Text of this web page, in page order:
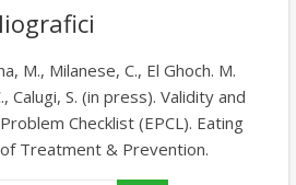
M., Milanese, C., El Ghoch. M.
Calugi, S. (in press). Validity and
Checklist (EPCL). Eating
Treatment & Prevention.